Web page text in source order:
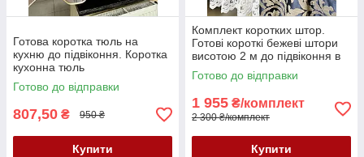
Готова коротка тюль на
кухню до підвіконня. Коротка
кухонна тюль
Готово до відправки
807,50 ₴ 950 ₴
Купити
Комплект коротких штор.
Готові короткі бежеві штори
висотою 2 м до підвіконня в
зал, спальню, кухню,
вітальню
Готово до відправки
1 955 ₴/комплект
2 300 ₴/комплект
Купити